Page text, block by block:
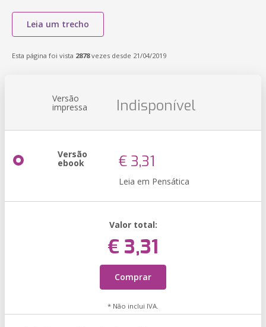
Leia um trecho
Esta página foi vista 2878vezes desde 21/04/2019
Versão
impressa Indisponível
Versão
ebook € 3,31
Leia em Pensática
Valor total:
€ 3,31
Comprar
* Não inclui IVA.